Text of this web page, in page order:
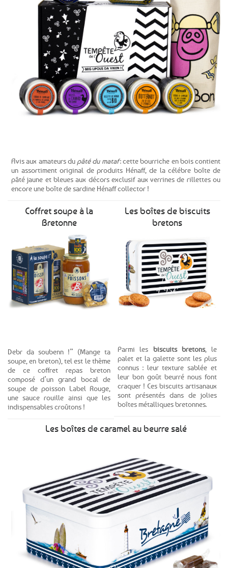
Avis aux amateurs dupâté du mataf: cette bourriche en bois contient
un assortiment original de produits Hénaff, de la célébre boîte de
pâté jaune et bleues aux décors exclusif aux verrines de rillettes ou
encore une boîte de sardine Hénaff collector !
Coffret soupe à la
Bretonne
Debr da soubenn !” (Mange ta
soupe, en breton), tel est le thème
de ce coffret repas breton
composé d’un grand bocal de
soupe de poisson Label Rouge,
une sauce rouille ainsi que les
indispensables croûtons !
Les boîtes de biscuits
bretons
Dès
4,95€
Parmi les biscuits bretons, le
palet et la galette sont les plus
connus : leur texture sablée et
leur bon goût beurré nous font
craquer ! Ces biscuits artisanaux
sont présentés dans de jolies
boîtes métalliques bretonnes.
Les boîtes de caramel au beurre salé